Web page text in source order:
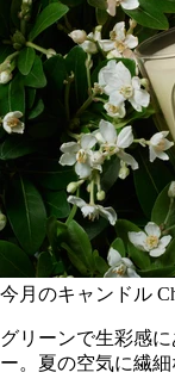
今月のキャンドル
グリーンで生彩感
ー。夏の空気に繊